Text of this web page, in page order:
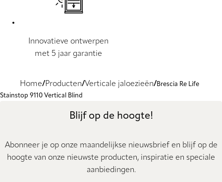
Innovatieve ontwerpen
met 5 jaar garantie
Home Producten Verticale jaloezieën
Brescia Re Life
Stainstop 9110 Vertical Blind
Blijf op de hoogte!
Abonneer je op onze maandelijkse nieuwsbrief en blijf op de
hoogte van onze nieuwste producten, inspiratie en speciale
aanbiedingen.